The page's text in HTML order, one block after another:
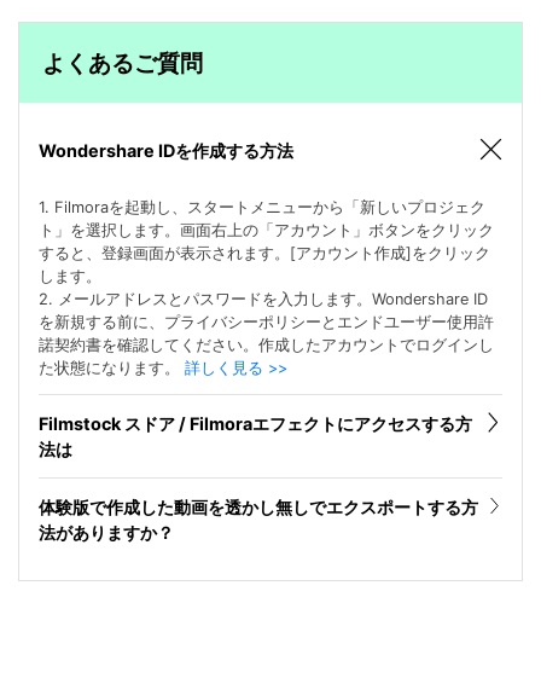
よくあるご質問
Wondershare IDを作成する方法
1. Filmoraを起動し、スタートメニューから「新しいプロジェク
ト」を選択します。画面右上の「アカウント」ボタンをクリック
すると、登録画面が表示されます。[アカウント作成]をクリック
します。
2. メールアドレスとパスワードを入力します。Wondershare ID
を新規する前に、プライバシーポリシーとエンドユーザー使用許
諾契約書を確認してください。作成したアカウントでログインし
た状態になります。 詳しく見る >>
Filmstock スドア / Filmoraエフェクトにアクセスする方
法は
体験版で作成した動画を透かし無しでエクスポートする方
法がありますか？